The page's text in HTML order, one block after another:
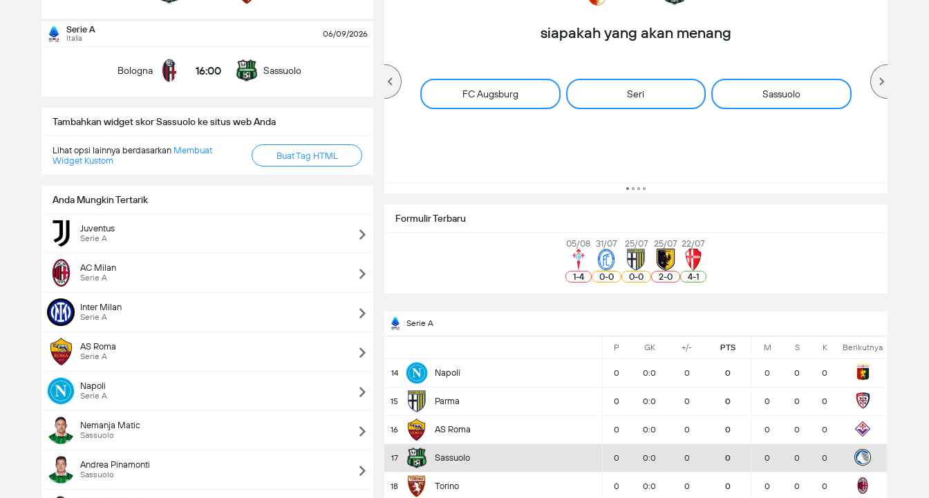
Serie A
Italia 06/09/2026
Bologna 16:00 Sassuolo
Tambahkan widget skor Sassuolo ke situs web Anda
Lihat opsi lainnya berdasarkan Membuat
Widget Kustom
Buat Tag HTML
Anda Mungkin Tertarik
Juventus
Serie A
AC Milan
Serie A
Inter Milan
Serie A
AS Roma
Serie A
Napoli
Serie A
Nemanja Matic
Sassuolo
Andrea Pinamonti
Sassuolo
siapakah yang akan menang
FC Augsburg Seri Sassuolo
total gol dalam permainan (2.5)
Formulir Terbaru
05/08
1-4
31/07
0-0
25/07
0-0
25/07
2-0
22/07
4-1
Serie A
P GK +/- PTS M S K Berikutnya
14 Napoli 0 0:0 0 0 0 0 0
15 Parma 0 0:0 0 0 0 0 0
16 AS Roma 0 0:0 0 0 0 0 0
17 Sassuolo 0 0:0 0 0 0 0 0
18 Torino 0 0:0 0 0 0 0 0